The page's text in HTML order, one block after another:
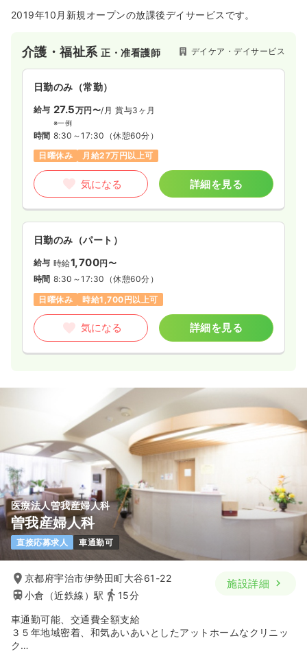
日勤のみ（パート） 一時募集休止
給与 お問い合わせください
ブランク可
夜勤のみ（パート） 一時募集休止
給与 お問い合わせください
時間 16:30～9:00
ブランク可
気になる
オペ室(手術室) 正看護師 一般病院
賞与83.9万円
8:30～17:00
土日祝休み
ブランク可 第二新卒可 月給26万円以上可
気になる 詳細を見る
日勤のみ（パート） 一時募集休止
給与 お問い合わせください
土日祝休み
ブランク可 第二新卒可
気になる
透析
2019年10月新規オープンの放課後デイサービスです。
介護・福祉系正・准看護師 デイケア・デイサービス
日勤のみ（常勤）
給与 27.5万円〜/月 賞与3ヶ月
※一例
時間 8:30～17:30 （休憩60分）
日曜休み
月給27万円以上可
気になる 詳細を見る
日勤のみ（パート）
給与 時給1,700円〜
時間 8:30～17:30 （休憩60分）
日曜休み
時給1,700円以上可
気になる 詳細を見る
医療法人曽我産婦人科
曽我産婦人科
直接応募求人 車通勤可
京都府宇治市伊勢田町大谷61-22
小倉（近鉄線）駅
15分
施設詳細
車通勤可能、交通費全額支給
３５年地域密着、和気あいあいとしたアットホームなクリニッ
ク